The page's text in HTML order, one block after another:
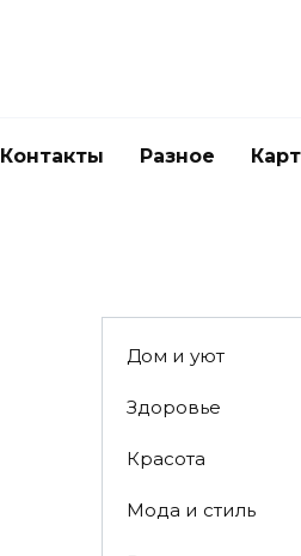
Контакты Разное
Дом и уют
Здоровье
Красота
Мода и стиль